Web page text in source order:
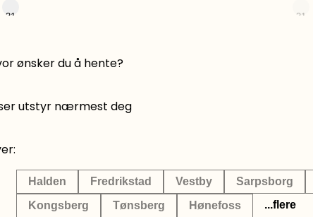
31 31
ønsker du å hente?
utstyr nærmest deg
Halden Fredrikstad Vestby Sarpsborg
Kongsberg
Tønsberg Hønefoss ...flere